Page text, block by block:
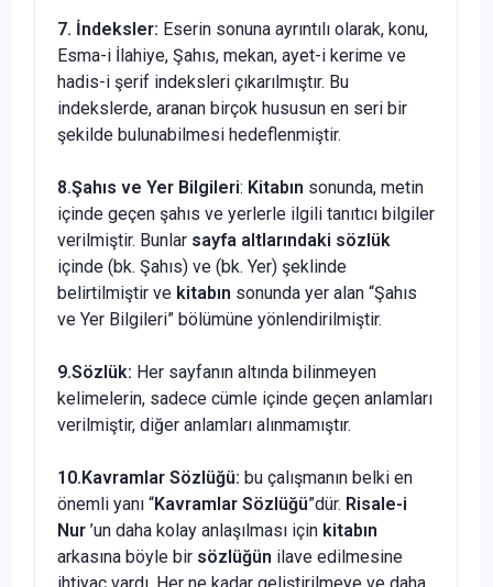
7. İndeksler: Eserin sonuna ayrıntılı olarak, konu,
Esma-i İlahiye, Şahıs, mekan, ayet-i kerime ve
hadis-i şerif indeksleri çıkarılmıştır. Bu
indekslerde, aranan birçok hususun en seri bir
şekilde bulunabilmesi hedeflenmiştir.
8.Şahıs ve Yer Bilgileri: Kitabın sonunda, metin
içinde geçen şahıs ve yerlerle ilgili tanıtıcı bilgiler
verilmiştir. Bunlar sayfa altlarındaki sözlük
içinde (bk. Şahıs) ve (bk. Yer) şeklinde
belirtilmiştir ve kitabın sonunda yer alan “Şahıs
ve Yer Bilgileri” bölümüne yönlendirilmiştir.
9.Sözlük: Her sayfanın altında bilinmeyen
kelimelerin, sadece cümle içinde geçen anlamları
verilmiştir, diğer anlamları alınmamıştır.
10.Kavramlar Sözlüğü: bu çalışmanın belki en
önemli yanı “Kavramlar Sözlüğü”dür. Risale-i
Nur ’un daha kolay anlaşılması için kitabın
arkasına böyle bir sözlüğün ilave edilmesine